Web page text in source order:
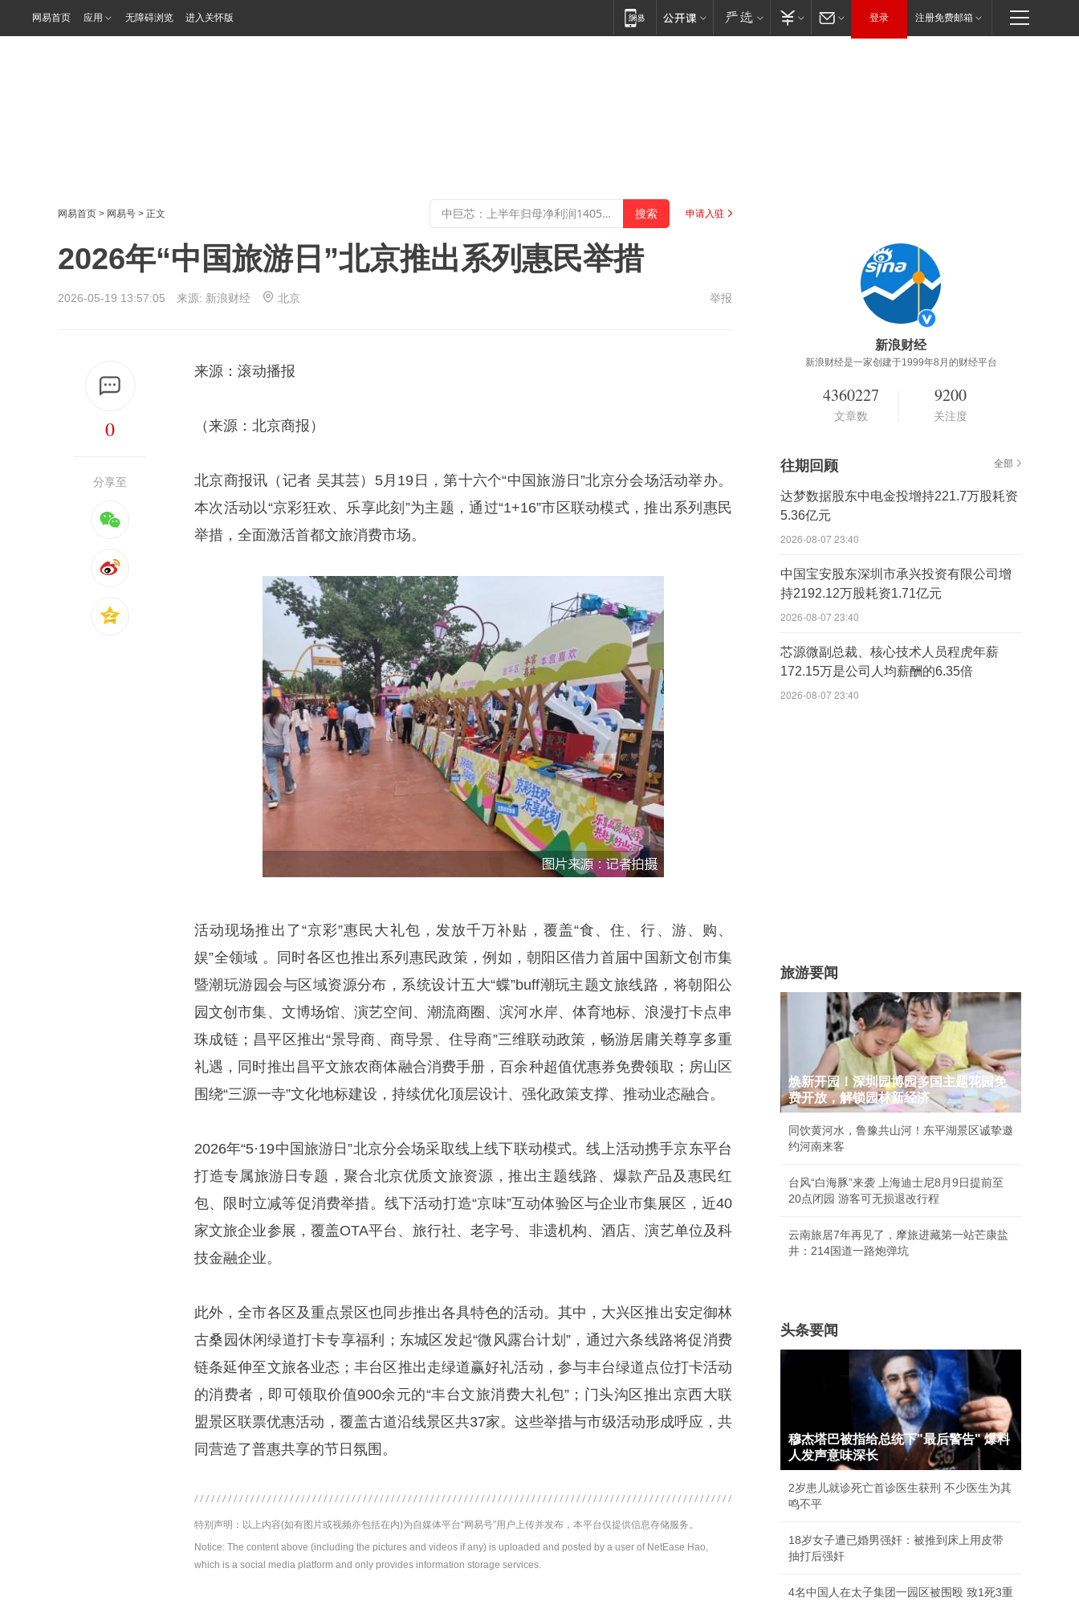
网易首页 应用 无障碍浏览 进入关怀版 登录 注册免费邮箱
网易首页 > 网易号 > 正文 申请入驻
2026年“中国旅游日”北京推出系列惠民举措
2026-05-19 13:57:05 来源: 新浪财经 北京 举报
0
分享至
来源：滚动播报
（来源：北京商报）
北京商报讯（记者 吴其芸）5月19日，第十六个“中国旅游日”北京分会场活动举办。
本次活动以“京彩狂欢、乐享此刻”为主题，通过“1+16”市区联动模式，推出系列惠民
举措，全面激活首都文旅消费市场。
活动现场推出了“京彩”惠民大礼包，发放千万补贴，覆盖“食、住、行、游、购、
娱”全领域 。同时各区也推出系列惠民政策，例如，朝阳区借力首届中国新文创市集
暨潮玩游园会与区域资源分布，系统设计五大“蝶”buff潮玩主题文旅线路，将朝阳公
园文创市集、文博场馆、演艺空间、潮流商圈、滨河水岸、体育地标、浪漫打卡点串
珠成链；昌平区推出“景导商、商导景、住导商”三维联动政策，畅游居庸关尊享多重
礼遇，同时推出昌平文旅农商体融合消费手册，百余种超值优惠券免费领取；房山区
围绕“三源一寺”文化地标建设，持续优化顶层设计、强化政策支撑、推动业态融合。
2026年“5·19中国旅游日”北京分会场采取线上线下联动模式。线上活动携手京东平台
打造专属旅游日专题，聚合北京优质文旅资源，推出主题线路、爆款产品及惠民红
包、限时立减等促消费举措。线下活动打造“京味”互动体验区与企业市集展区，近40
家文旅企业参展，覆盖OTA平台、旅行社、老字号、非遗机构、酒店、演艺单位及科
技金融企业。
此外，全市各区及重点景区也同步推出各具特色的活动。其中，大兴区推出安定御林
古桑园休闲绿道打卡专享福利；东城区发起“微风露台计划”，通过六条线路将促消费
链条延伸至文旅各业态；丰台区推出走绿道赢好礼活动，参与丰台绿道点位打卡活动
的消费者，即可领取价值900余元的“丰台文旅消费大礼包”；门头沟区推出京西大联
盟景区联票优惠活动，覆盖古道沿线景区共37家。这些举措与市级活动形成呼应，共
同营造了普惠共享的节日氛围。
特别声明：以上内容(如有图片或视频亦包括在内)为自媒体平台“网易号”用户上传并发布，本平台仅提供信息存储服务。
Notice: The content above (including the pictures and videos if any) is uploaded and posted by a user of NetEase Hao,
which is a social media platform and only provides information storage services.
新浪财经
新浪财经是一家创建于1999年8月的财经平台
4360227
文章数
9200
关注度
往期回顾 全部
达梦数据股东中电金投增持221.7万股耗资
5.36亿元
2026-08-07 23:40
中国宝安股东深圳市承兴投资有限公司增
持2192.12万股耗资1.71亿元
2026-08-07 23:40
芯源微副总裁、核心技术人员程虎年薪
172.15万是公司人均薪酬的6.35倍
2026-08-07 23:40
旅游要闻
焕新开园！深圳园博园多国主题花园免
费开放，解锁园林新经济
同饮黄河水，鲁豫共山河！东平湖景区诚挚邀
约河南来客
台风“白海豚”来袭 上海迪士尼8月9日提前至
20点闭园 游客可无损退改行程
云南旅居7年再见了，摩旅进藏第一站芒康盐
井：214国道一路炮弹坑
头条要闻
穆杰塔巴被指给总统下"最后警告" 爆料
人发声意味深长
2岁患儿就诊死亡首诊医生获刑 不少医生为其
鸣不平
18岁女子遭已婚男强奸：被推到床上用皮带
抽打后强奸
4名中国人在太子集团一园区被围殴 致1死3重